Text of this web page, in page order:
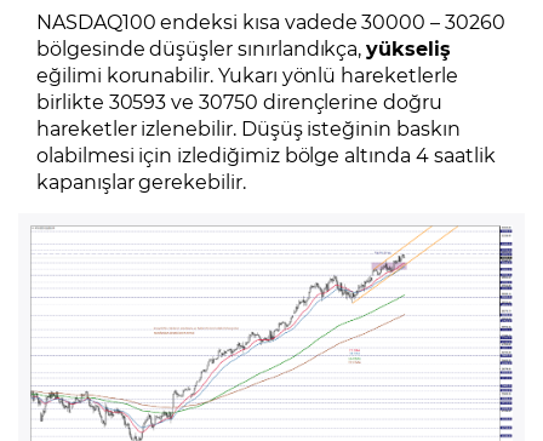
NASDAQ100 endeksi kısa vadede 30000 – 30260
bölgesinde düşüşler sınırlandıkça,yükseliş
eğilimi korunabilir. Yukarı yönlü hareketlerle
birlikte 30593 ve 30750 dirençlerine doğru
hareketler izlenebilir. Düşüş isteğinin baskın
olabilmesi için izlediğimiz bölge altında 4 saatlik
kapanışlar gerekebilir.